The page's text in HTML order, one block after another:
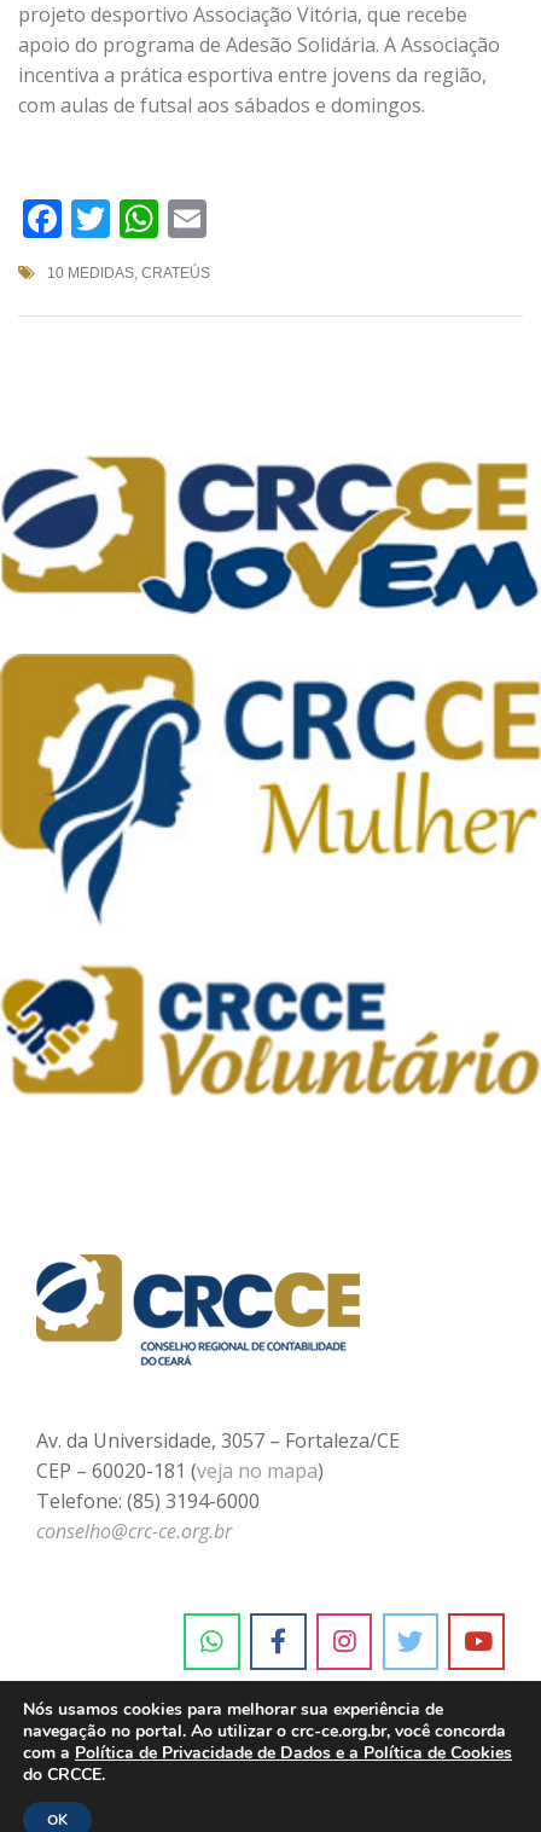
projeto desportivo Associação Vitória, que recebe
apoio do programa de Adesão Solidária. A Associação
incentiva a prática esportiva entre jovens da região,
com aulas de futsal aos sábados e domingos.
Facebook
TwitterWhatsApp
10 MEDIDAS, CRATEÚS
Av. da Universidade, 3057 – Fortaleza/CE
CEP – 60020-181 (veja no mapa)
Telefone: (85) 3194-6000
conselho@crc-ce.org.br
Nós usamos cookies para melhorar sua experiência de
navegação no portal. Ao utilizar o crc-ce.org.br, você concorda
com a Política de Privacidade de Dados e a Política de Cookies
do CRCCE.
OK